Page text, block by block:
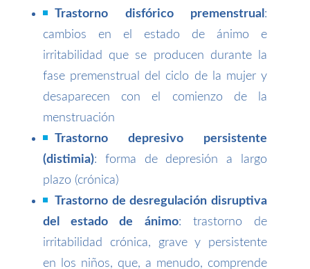
Trastorno disfórico premenstrual :
cambios en el estado de ánimo e
irritabilidad que se producen durante la
fase premenstrual del ciclo de la mujer y
desaparecen con el comienzo de la
menstruación
Trastorno depresivo persistente
(distimia): forma de depresión a largo
plazo (crónica)
Trastorno de desregulación disruptiva
del estado de ánimo: trastorno de
irritabilidad crónica, grave y persistente
en los niños, que, a menudo, comprende